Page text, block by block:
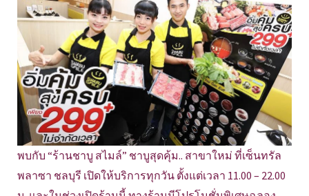
พบกับ “ร้านชาบู สไมล์” ชาบูสุดคุ้ม.. สาขาใหม่ ที่เซ็นทรัล
พลาซา ชลบุรี เปิดให้บริการทุกวัน ตั้งแต่เวลา 11.00 – 22.00